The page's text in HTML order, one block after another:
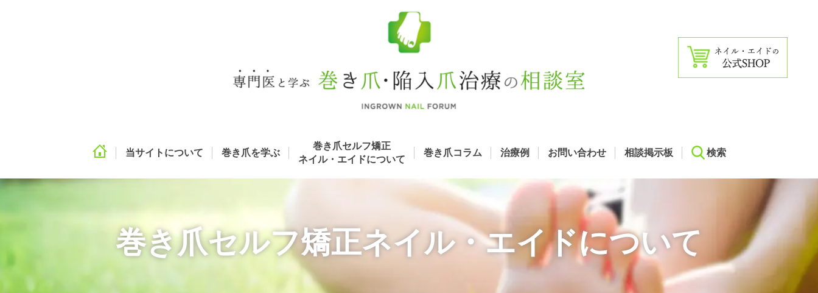
当サイトについて 巻き爪を学ぶ
巻き爪セルフ矯正
ネイル・エイドについて
巻き爪コラム 治療例 お問い合わせ 相談掲示板 検索
巻き爪セルフ矯正ネイル・エイドについて